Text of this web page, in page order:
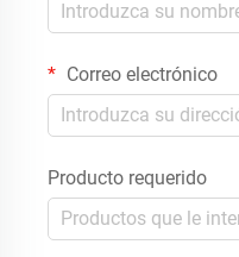
Correo electrónico
Producto requerido